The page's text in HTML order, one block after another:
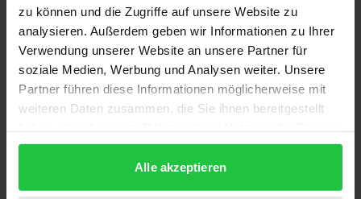
zu können und die Zugriffe auf unsere Website zu
analysieren. Außerdem geben wir Informationen zu Ihrer
Verwendung unserer Website an unsere Partner für
soziale Medien, Werbung und Analysen weiter. Unsere
Partner führen diese Informationen möglicherweise mit
weiteren Daten zusammen, die Sie ihnen bereitgestellt
gesammelt haben.
Alle akzeptieren
In der britischen Besatzungszone wurden von 1945
bis 1949 insgesamt 329 Militärgerichtsprozesse
durchgeführt. In diesen Verfahren nahmen neben
deutschen Anwälten auch 46 britische Offiziere ein
Mandat als Pflichtverteidiger wahr. Das